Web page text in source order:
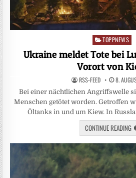
Posted
in
TOPPNEWS
Ukraine meldet Tote bei
Vorort von
RSS-FEED 8.
Bei einer nächtlichen Angriffswelle
Menschen getötet worden. Getroffen
Öltanks in und um Kiew. In
CONTINUE READING